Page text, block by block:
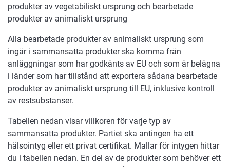
produkter av vegetabiliskt ursprung och bearbetade
produkter av animaliskt ursprung
Alla bearbetade produkter av animaliskt ursprung som
ingår i sammansatta produkter ska komma från
anläggningar som har godkänts av EU och som är belägna
i länder som har tillstånd att exportera sådana bearbetade
produkter av animaliskt ursprung till EU, inklusive kontroll
av restsubstanser.
Tabellen nedan visar villkoren för varje typ av
sammansatta produkter. Partiet ska antingen ha ett
hälsointyg eller ett privat certifikat. Mallar för intygen hittar
du i tabellen nedan. En del av de produkter som behöver ett